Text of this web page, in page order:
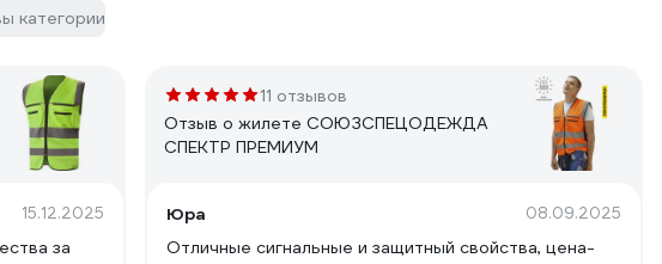
категории
15.12.2025
за
11 отзывов
Отзыв о жилете СОЮЗСПЕЦОДЕЖДА
СПЕКТР ПРЕМИУМ
Юра 08.09.2025
Отличные сигнальные и защитный свойства, цена-